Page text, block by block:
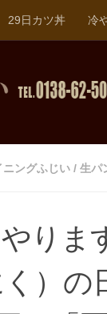
29日カツ丼 冷
ニングふじい / 生パ
りま
）の